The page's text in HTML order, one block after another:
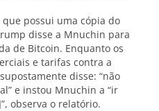
que possui uma cópia do
disse a Mnuchin para
de Bitcoin. Enquanto os
e tarifas contra a
disse: “não
e instou Mnuchin a “ir
observa o relatório.